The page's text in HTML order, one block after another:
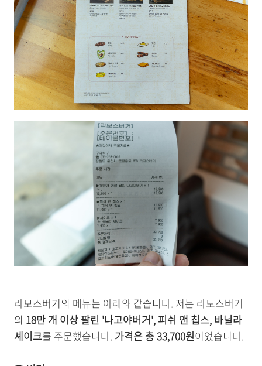
라모스버거의 메뉴는 아래와 같습니다. 저는 라모스버거
의 18만 개 이상 팔린 '나고야버거', 피쉬 앤 칩스, 바닐라
셰이크를 주문했습니다. 가격은 총 33,700원이었습니다.